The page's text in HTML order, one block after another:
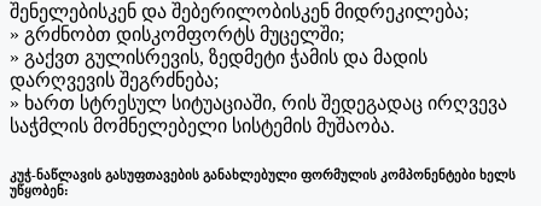
შენელებისკენ და შებერილობისკენ მიდრეკილება;
» გრძნობთ დისკომფორტს მუცელში;
» გაქვთ გულისრევის, ზედმეტი ჭამის და მადის
დარღვევის შეგრძნება;
» ხართ სტრესულ სიტუაციაში, რის შედეგადაც ირღვევა
საჭმლის მომნელებელი სისტემის მუშაობა.
კუჭ-ნაწლავის გასუფთავების განახლებული ფორმულის კომპონენტები ხელს
უწყობენ: